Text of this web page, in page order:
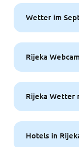
Wetter im
Rijeka Webcam
Rijeka Wetter
Hotels in